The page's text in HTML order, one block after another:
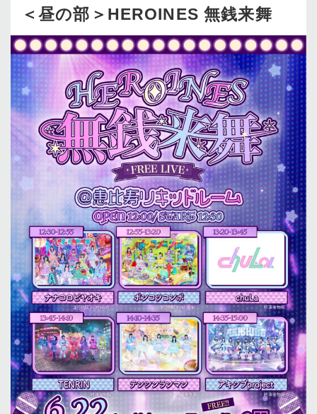
16
17 18 19 20 21
22
23
24 25 26 27 28
29
30
31
＜昼の部＞HEROINES 無銭来舞